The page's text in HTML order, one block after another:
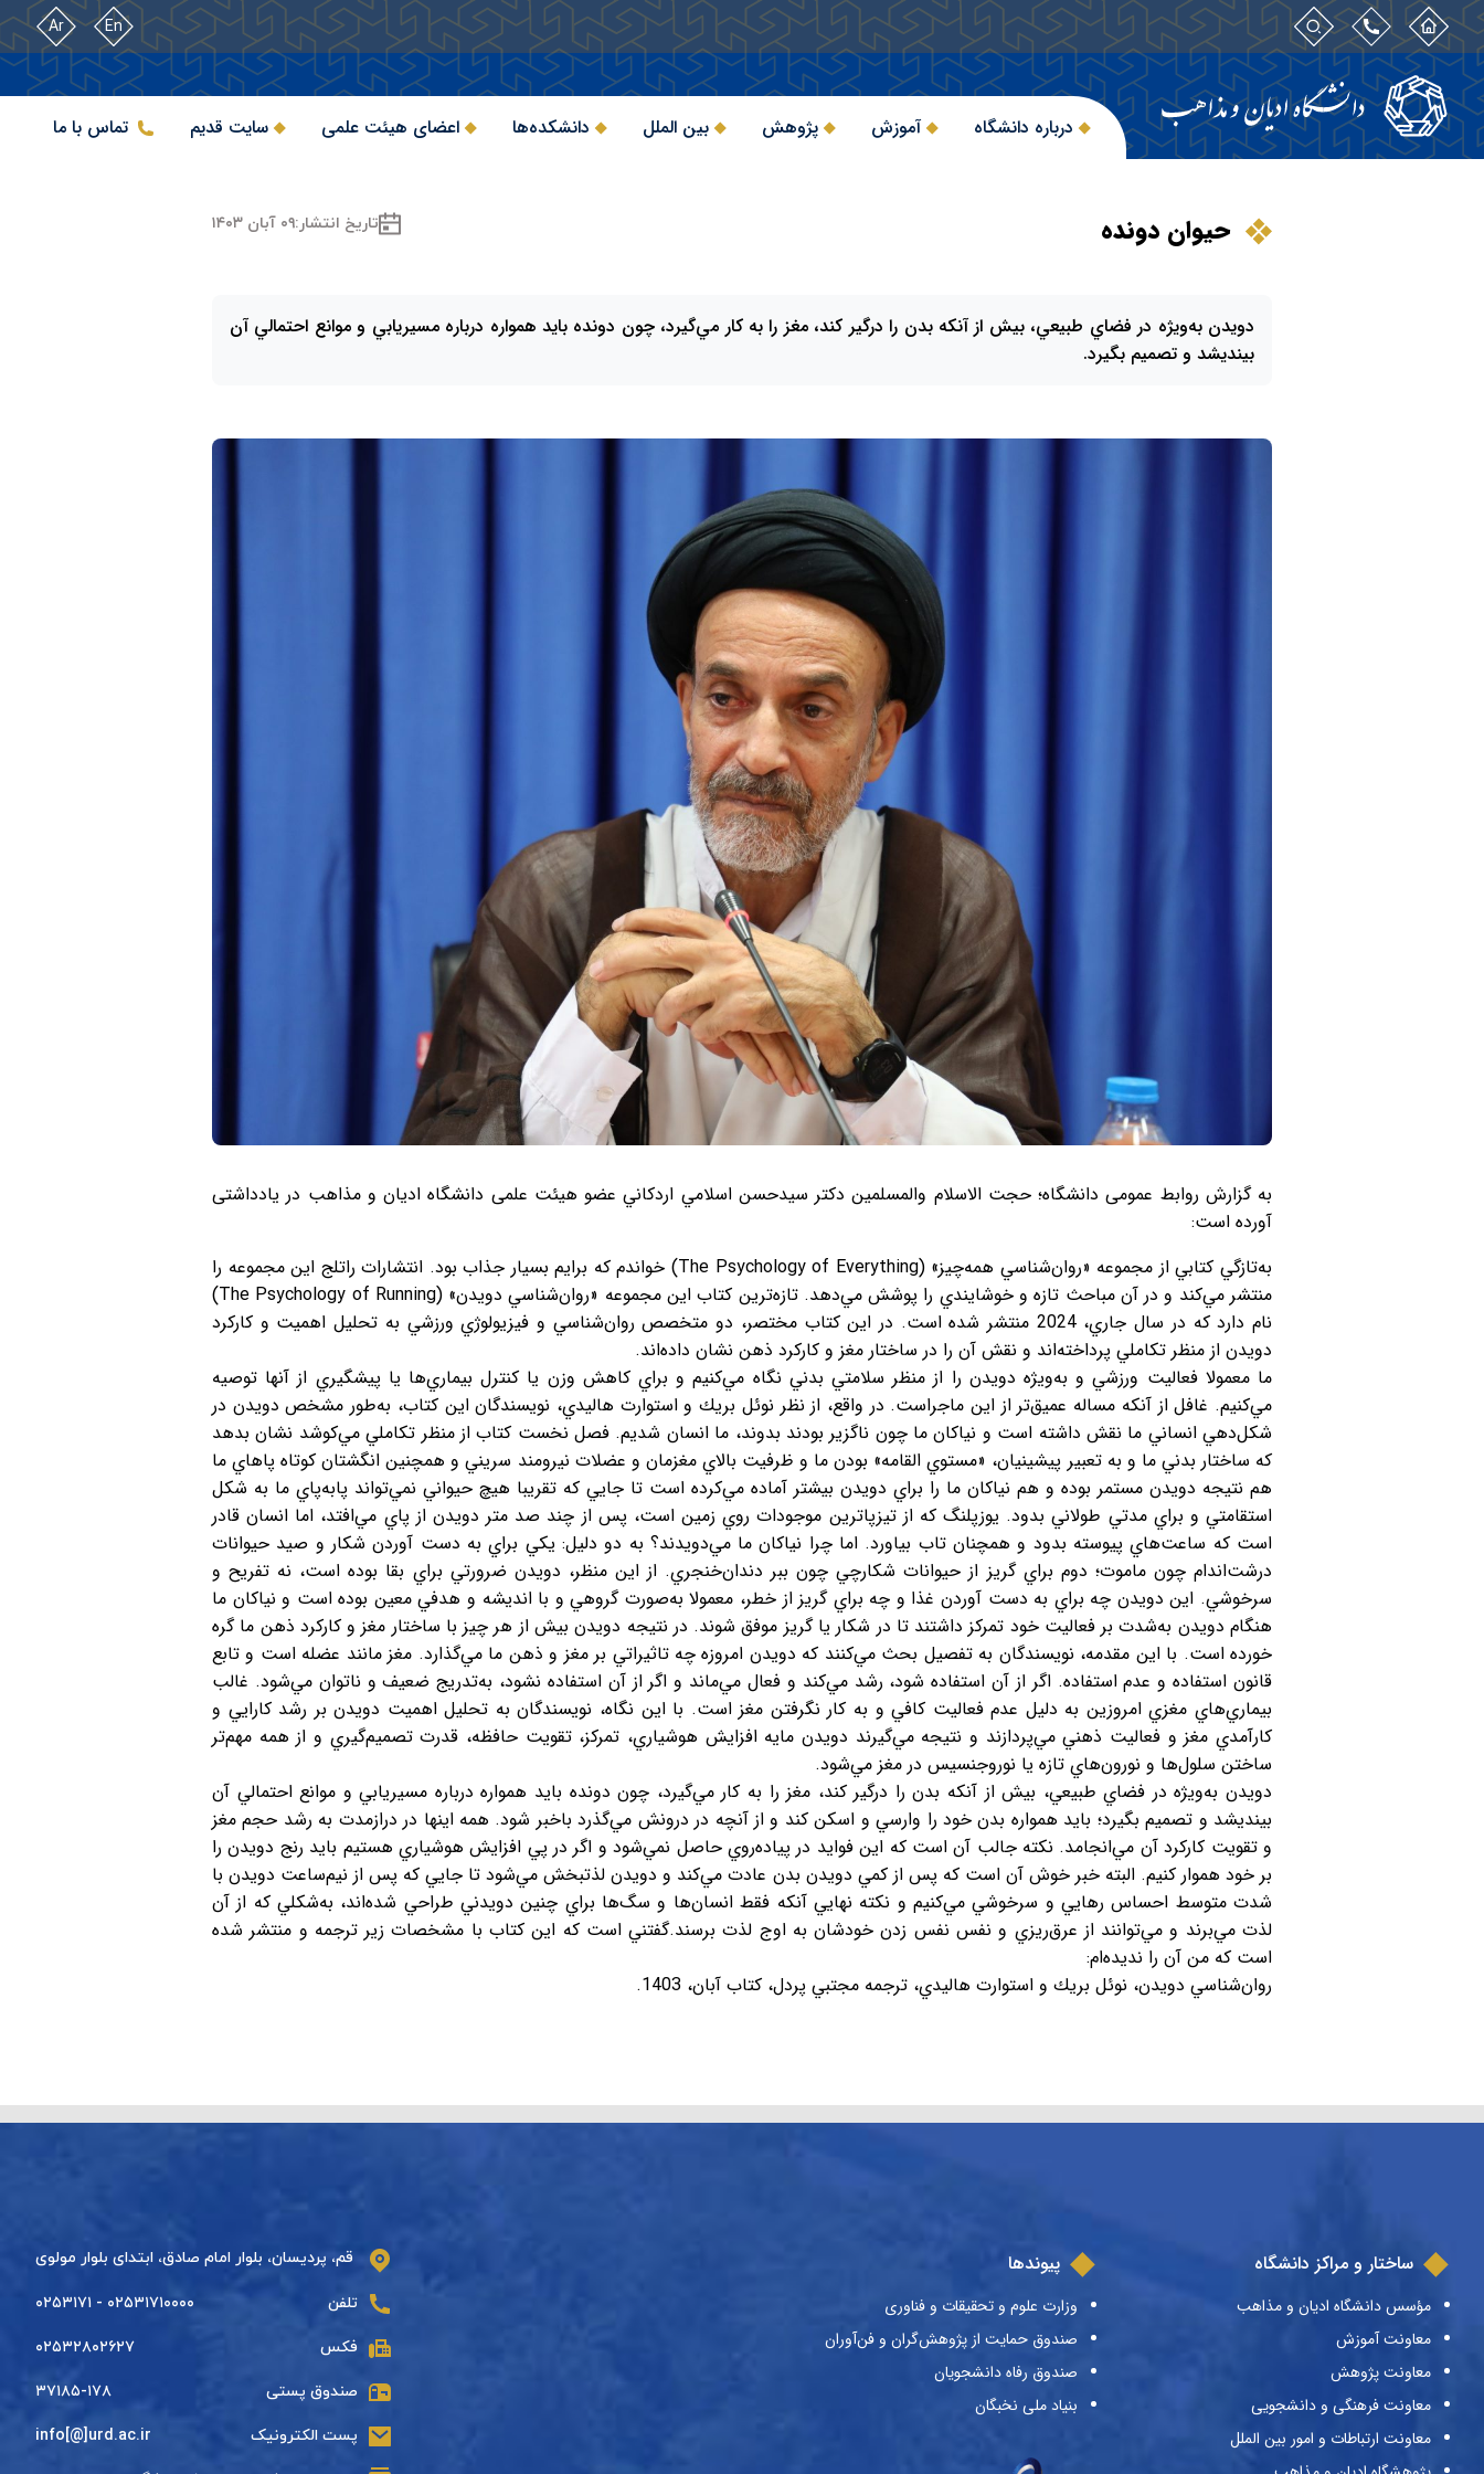
En
Ar
درباره دانشگاه آموزش پژوهش بین الملل دانشکده‌ها اعضای هیئت علمی سایت قدیم تماس با ما
حيوان دونده تاریخ انتشار:۰۹ آبان ۱۴۰۳
دويدن به‌ويژه در فضاي طبيعي، بيش از آنكه بدن را درگير كند، مغز را به كار مي‌گيرد، چون دونده بايد همواره درباره مسيريابي و موانع احتمالي آن
بينديشد و تصميم بگيرد.
به گزارش روابط عمومی دانشگاه؛ حجت الاسلام والمسلمین دکتر سيدحسن اسلامي اردكاني عضو هیئت علمی دانشگاه ادیان و مذاهب در یادداشتی
آورده است:
به‌تازگي كتابي از مجموعه «روان‌شناسي همه‌چيز» (The Psychology of Everything) خواندم كه برايم بسيار جذاب بود. انتشارات راتلج اين مجموعه را
منتشر مي‌كند و در آن مباحث تازه و خوشايندي را پوشش مي‌دهد. تازه‌ترين كتاب اين مجموعه «روان‌شناسي دويدن» (The Psychology of Running)
نام دارد كه در سال جاري، 2024 منتشر شده است. در اين كتاب مختصر، دو متخصص روان‌شناسي و فيزيولوژي ورزشي به تحليل اهميت و كاركرد
دويدن از منظر تكاملي پرداخته‌اند و نقش آن را در ساختار مغز و كاركرد ذهن نشان داده‌اند.
ما معمولا فعاليت ورزشي و به‌ويژه دويدن را از منظر سلامتي بدني نگاه مي‌كنيم و براي كاهش وزن يا كنترل بيماري‌ها يا پيشگيري از آنها توصيه
مي‌كنيم. غافل از آنكه مساله عميق‌تر از اين ماجراست. در واقع، از نظر نوئل بريك و استوارت هاليدي، نويسندگان اين كتاب، به‌طور مشخص دويدن در
شكل‌دهي انساني ما نقش داشته است و نياكان ما چون ناگزير بودند بدوند، ما انسان شديم. فصل نخست كتاب از منظر تكاملي مي‌كوشد نشان بدهد
كه ساختار بدني ما و به تعبير پيشينيان، «مستوي القامه» بودن ما و ظرفيت بالاي مغزمان و عضلات نيرومند سريني و همچنين انگشتان كوتاه پاهاي ما
هم نتيجه دويدن مستمر بوده و هم نياكان ما را براي دويدن بيشتر آماده مي‌كرده است تا جايي كه تقريبا هيچ حيواني نمي‌تواند پا‌به‌پاي ما به شكل
استقامتي و براي مدتي طولاني بدود. يوزپلنگ كه از تيزپاترين موجودات روي زمين است، پس از چند صد متر دويدن از پاي مي‌افتد، اما انسان قادر
است كه ساعت‌هاي پيوسته بدود و همچنان تاب بياورد. اما چرا نياكان ما مي‌دويدند؟ به دو دليل: يكي براي به دست آوردن شكار و صيد حيوانات
درشت‌اندام چون ماموت؛ دوم براي گريز از حيوانات شكارچي چون ببر دندان‌خنجري. از اين منظر، دويدن ضرورتي براي بقا بوده است، نه تفريح و
سرخوشي. اين دويدن چه براي به دست آوردن غذا و چه براي گريز از خطر، معمولا به‌صورت گروهي و با انديشه و هدفي معين بوده است و نياكان ما
هنگام دويدن به‌شدت بر فعاليت خود تمركز داشتند تا در شكار يا گريز موفق شوند. در نتيجه دويدن بيش از هر چيز با ساختار مغز و كاركرد ذهن ما گره
خورده است. با اين مقدمه، نويسندگان به تفصيل بحث مي‌كنند كه دويدن امروزه چه تاثيراتي بر مغز و ذهن ما مي‌گذارد. مغز مانند عضله است و تابع
قانون استفاده و عدم استفاده. اگر از آن استفاده شود، رشد مي‌كند و فعال مي‌ماند و اگر از آن استفاده نشود، به‌تدريج ضعيف و ناتوان مي‌شود. غالب
بيماري‌هاي مغزي امروزين به دليل عدم فعاليت كافي و به كار نگرفتن مغز است. با اين نگاه، نويسندگان به تحليل اهميت دويدن بر رشد كارايي و
كارآمدي مغز و فعاليت ذهني مي‌پردازند و نتيجه مي‌گيرند دويدن مايه افزايش هوشياري، تمركز، تقويت حافظه، قدرت تصميم‌گيري و از همه مهم‌تر
ساختن سلول‌ها و نورون‌هاي تازه يا نوروجنسيس در مغز مي‌شود.
دويدن به‌ويژه در فضاي طبيعي، بيش از آنكه بدن را درگير كند، مغز را به كار مي‌گيرد، چون دونده بايد همواره درباره مسيريابي و موانع احتمالي آن
بينديشد و تصميم بگيرد؛ بايد همواره بدن خود را وارسي و اسكن كند و از آنچه در درونش مي‌گذرد باخبر شود. همه اينها در درازمدت به رشد حجم مغز
و تقويت كاركرد آن مي‌انجامد. نكته جالب آن است كه اين فوايد در پياده‌روي حاصل نمي‌شود و اگر در پي افزايش هوشياري هستيم بايد رنج دويدن را
بر خود هموار كنيم. البته خبر خوش آن است كه پس از كمي دويدن بدن عادت مي‌كند و دويدن لذتبخش مي‌شود تا جايي كه پس از نيم‌ساعت دويدن با
شدت متوسط احساس رهايي و سرخوشي مي‌كنيم و نكته نهايي آنكه فقط انسان‌ها و سگ‌ها براي چنين دويدني طراحي شده‌اند، به‌شكلي كه از آن
لذت مي‌برند و مي‌توانند از عرق‌ريزي و نفس نفس زدن خودشان به اوج لذت برسند.گفتني است كه اين كتاب با مشخصات زير ترجمه و منتشر شده
است كه من آن را نديده‌ام:
روان‌شناسي دويدن، نوئل بريك و استوارت هاليدي، ترجمه مجتبي پردل، كتاب آبان، 1403.
ساختار و مراکز دانشگاه
مؤسس دانشگاه ادیان و مذاهب
معاونت آموزش
معاونت پژوهش
معاونت فرهنگی و دانشجویی
معاونت ارتباطات و امور بین الملل
پیوندها
وزارت علوم و تحقیقات و فناوری
صندوق حمایت از پژوهش‌گران و فن‌آوران
صندوق رفاه دانشجویان
بنیاد ملی نخبگان
قم، پردیسان، بلوار امام صادق، ابتدای بلوار مولوی
تلفن ۰۲۵۳۱۷۱۰۰۰۰ - ۰۲۵۳۱۷۱
فکس ۰۲۵۳۲۸۰۲۶۲۷
صندوق پستی ۳۷۱۸۵-۱۷۸
پست الکترونیک info[@]urd.ac.ir